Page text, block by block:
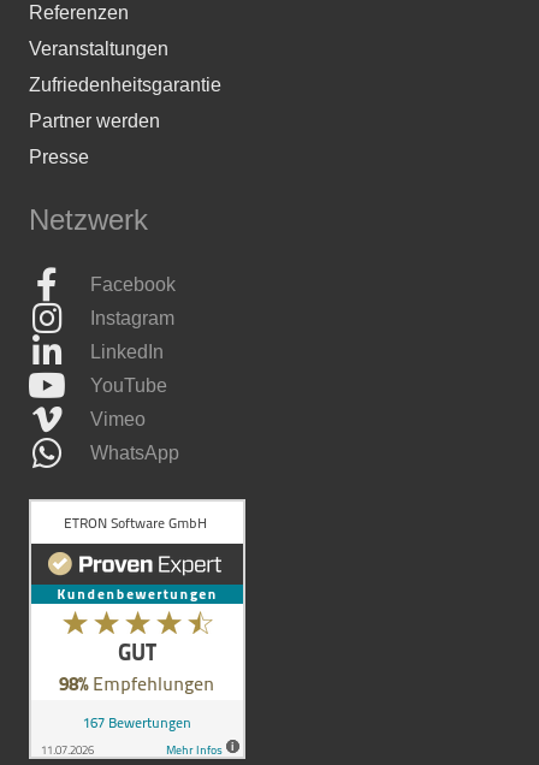
Referenzen
Veranstaltungen
Zufriedenheitsgarantie
Partner werden
Presse
Netzwerk
Facebook
Instagram
LinkedIn
YouTube
Vimeo
WhatsApp